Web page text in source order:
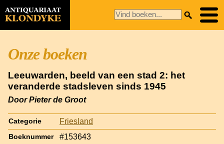
Onze boeken
Leeuwarden, beeld van een stad 2: het
veranderde stadsleven sinds 1945
Door Pieter de Groot
Categorie Friesland
Boeknummer #153643